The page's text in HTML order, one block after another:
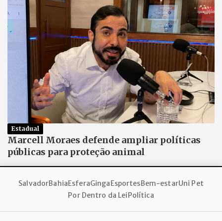
Estadual
Marcell Moraes defende ampliar políticas
públicas para proteção animal
SalvadorBahiaEsferaGingaEsportesBem-estarUni Pet
Por Dentro da LeiPolítica